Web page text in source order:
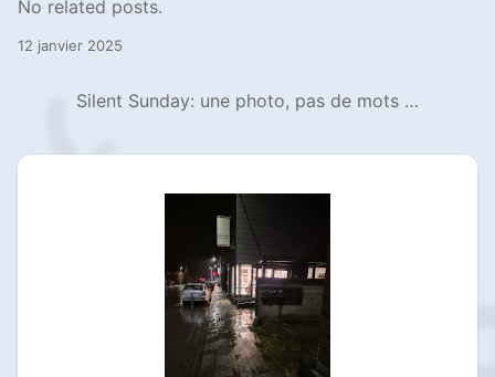
No related posts.
12 janvier 2025
Silent Sunday: une photo, pas de mots …